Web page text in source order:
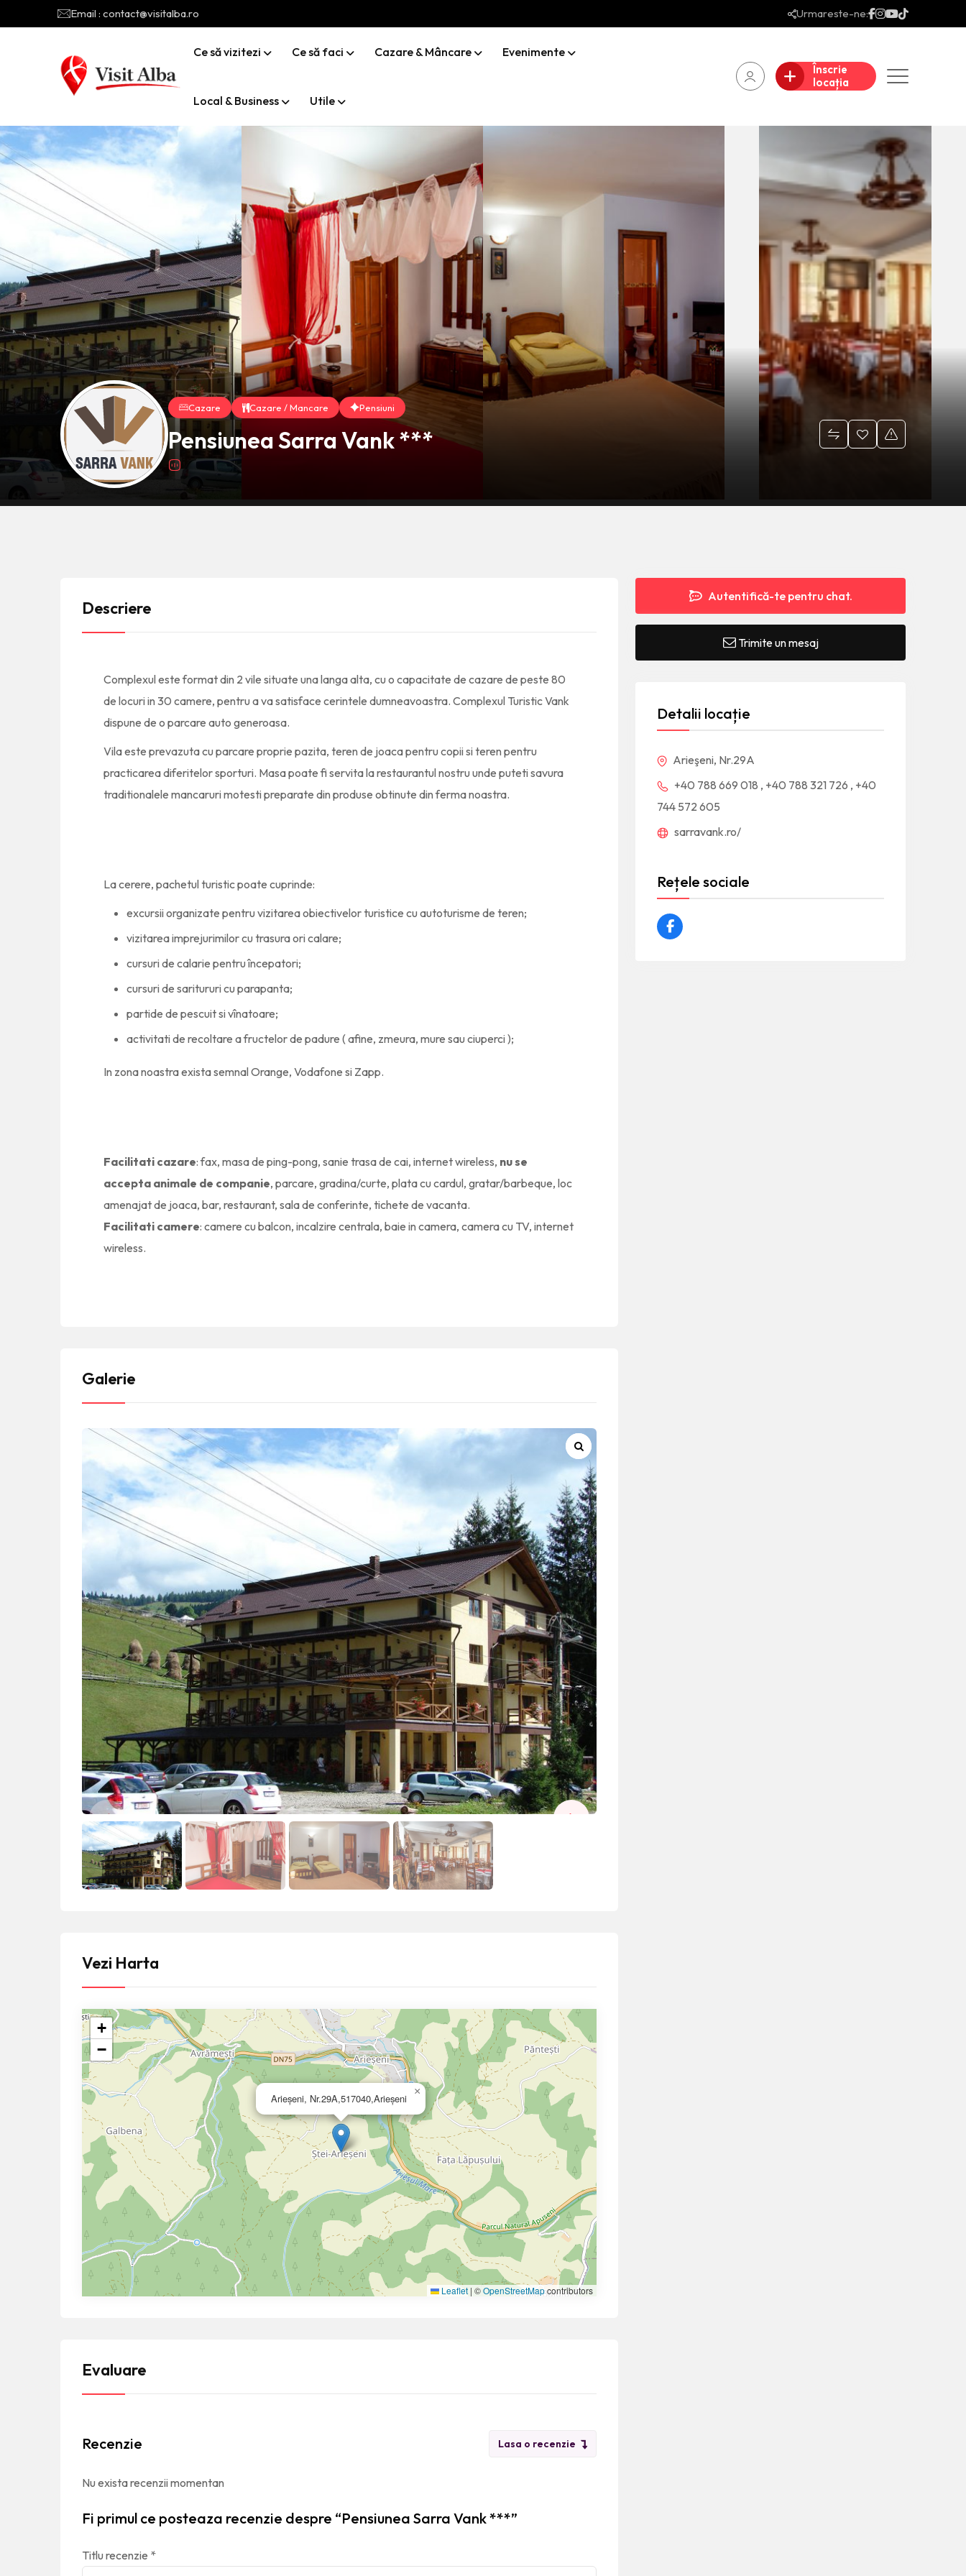
Email : contact@visitalba.ro Urmareste-ne:
Ce să vizitezi Ce să faci Cazare & Mâncare Evenimente
Local & Business Utile
Înscrie
locația
Cazare Cazare / Mancare Pensiuni
Pensiunea Sarra Vank ***
Descriere
Complexul este format din 2 vile situate una langa alta, cu o capacitate de cazare de peste 80
de locuri in 30 camere, pentru a va satisface cerintele dumneavoastra. Complexul Turistic Vank
dispune de o parcare auto generoasa.
Vila este prevazuta cu parcare proprie pazita, teren de joaca pentru copii si teren pentru
practicarea diferitelor sporturi. Masa poate fi servita la restaurantul nostru unde puteti savura
traditionalele mancaruri motesti preparate din produse obtinute din ferma noastra.
La cerere, pachetul turistic poate cuprinde:
excursii organizate pentru vizitarea obiectivelor turistice cu autoturisme de teren;
vizitarea imprejurimilor cu trasura ori calare;
cursuri de calarie pentru începatori;
cursuri de saritururi cu parapanta;
partide de pescuit si vînatoare;
activitati de recoltare a fructelor de padure ( afine, zmeura, mure sau ciuperci );
In zona noastra exista semnal Orange, Vodafone si Zapp.
Facilitati cazare: fax, masa de ping-pong, sanie trasa de cai, internet wireless, nu se
accepta animale de companie, parcare, gradina/curte, plata cu cardul, gratar/barbeque, loc
amenajat de joaca, bar, restaurant, sala de conferinte, tichete de vacanta.
Facilitati camere: camere cu balcon, incalzire centrala, baie in camera, camera cu TV, internet
wireless.
Galerie
Vezi Harta
Arieşeni, Nr.29A,517040,Arieșeni
×
+
−
Leaflet | ©OpenStreetMapcontributors
Evaluare
Recenzie Lasa o recenzie
Nu exista recenzii momentan
Fi primul ce posteaza recenzie despre “Pensiunea Sarra Vank ***”
Titlu recenzie *
Autentifică-te pentru chat.
Trimite un mesaj
Detalii locație
Arieşeni, Nr.29A
+40 788 669 018 , +40 788 321 726 , +40
744 572 605
sarravank.ro/
Rețele sociale